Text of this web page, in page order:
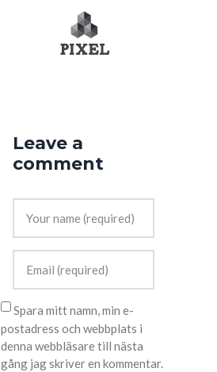
Leave a
comment
Spara mitt namn, min e-
postadress och webbplats i
denna webbläsare till nästa
gång jag skriver en kommentar.